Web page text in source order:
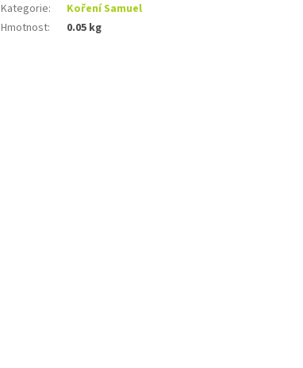
Kategorie:
Koření Samuel
Hmotnost: 0.05 kg